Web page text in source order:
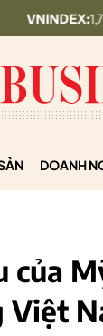
1,768.06
DOANH
của
Việt